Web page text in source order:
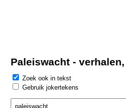
Paleiswacht -
Zoek ook in tekst
Gebruik jokertekens